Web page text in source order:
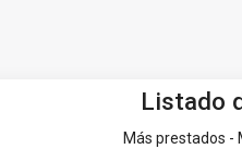
Listado
Más prestados -